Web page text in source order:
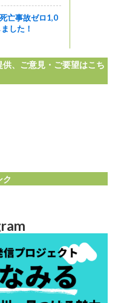
亡事故ゼロ1,0
した！
、ご意見・ご要望はこち
ク